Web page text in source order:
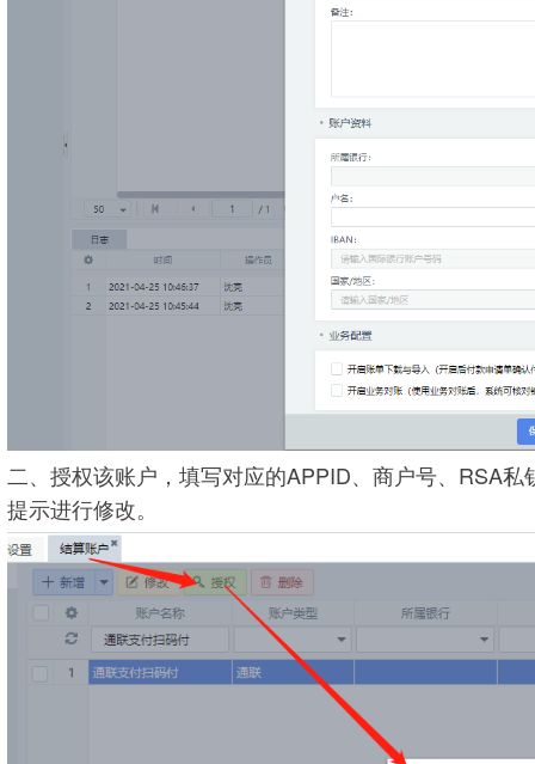
二、授权该账户，填写对应的APPID、商户号、RSA
提示进行修改。